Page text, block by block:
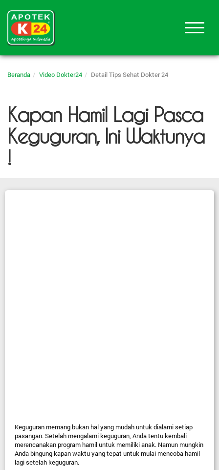
Beranda Video Dokter24 Detail Tips Sehat Dokter 24
Kapan Hamil Lagi Pasca
Keguguran, Ini Waktunya
!
Keguguran memang bukan hal yang mudah untuk dialami setiap
pasangan. Setelah mengalami keguguran, Anda tentu kembali
merencanakan program hamil untuk memiliki anak. Namun mungkin
Anda bingung kapan waktu yang tepat untuk mulai mencoba hamil
lagi setelah keguguran.